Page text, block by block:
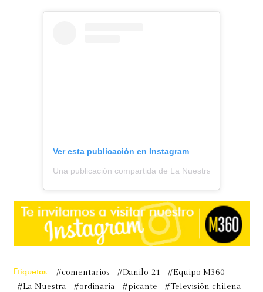
Ver esta publicación en Instagram
Una publicación compartida de La Nuestra
Etiquetas : #comentarios #Danilo 21
#Equipo M360
#La Nuestra
#ordinaria #picante #Televisión chilena